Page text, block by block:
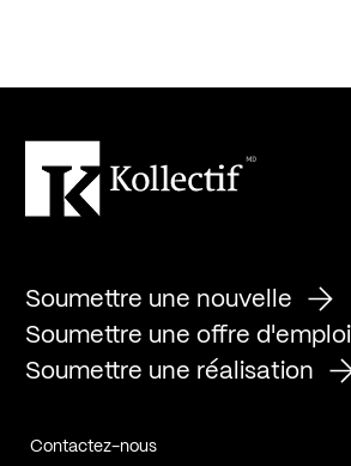
Soumettre une nouvelle
Soumettre une offre d'emploi
Soumettre une réalisation
Contactez-nous